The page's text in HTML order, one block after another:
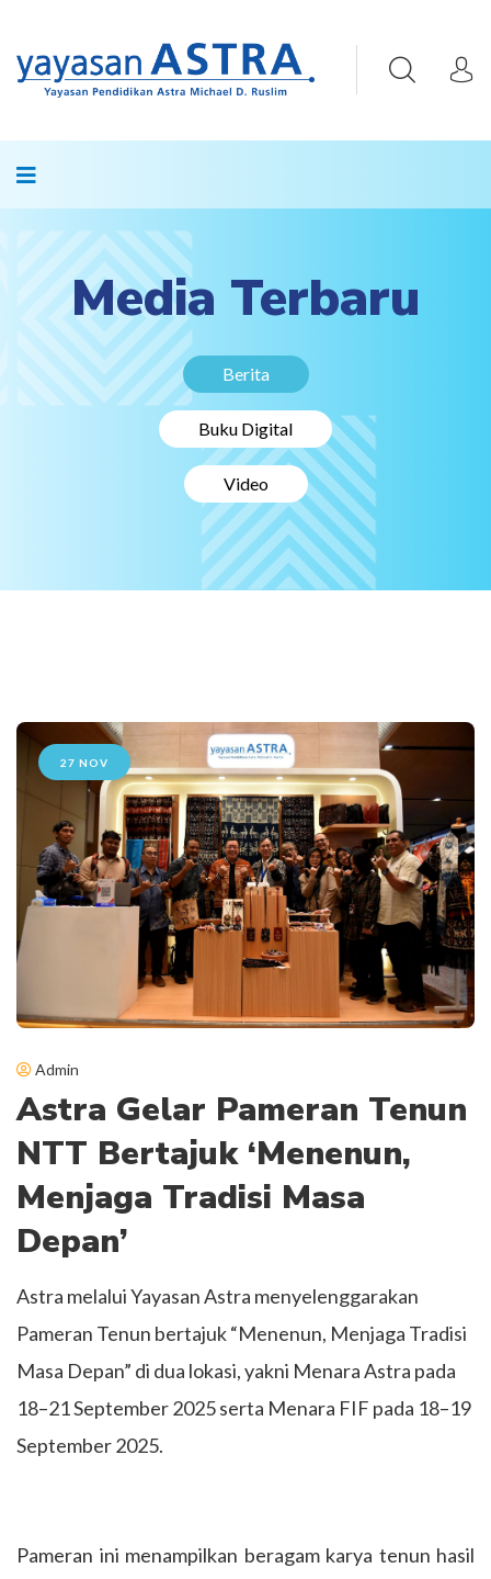
Media Terbaru
Berita
Buku Digital
Video
27 NOV
Admin
Astra Gelar Pameran Tenun
NTT Bertajuk ‘Menenun,
Menjaga Tradisi Masa
Depan’
Astra melalui Yayasan Astra menyelenggarakan
Pameran Tenun bertajuk “Menenun, Menjaga Tradisi
Masa Depan” di dua lokasi, yakni Menara Astra pada
18–21 September 2025 serta Menara FIF pada 18–19
September 2025.
Pameran ini menampilkan beragam karya tenun hasil